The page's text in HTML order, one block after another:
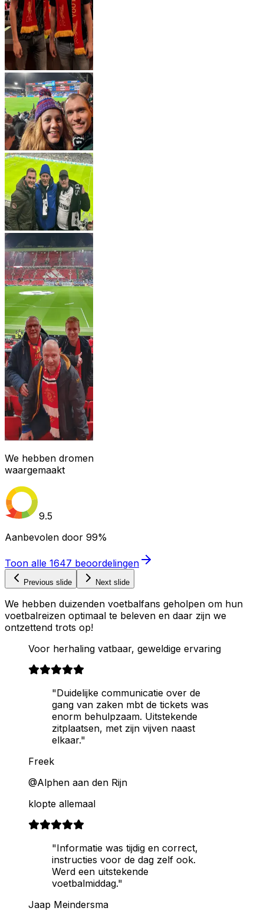
We hebben dromen
waargemaakt
9.5
Aanbevolen door 99%
Toon alle 1647 beoordelingen
Previous slide Next slide
We hebben duizenden voetbalfans geholpen om hun
voetbalreizen optimaal te beleven en daar zijn we
ontzettend trots op!
Voor herhaling vatbaar, geweldige ervaring
"Duidelijke communicatie over de
gang van zaken mbt de tickets was
enorm behulpzaam. Uitstekende
zitplaatsen, met zijn vijven naast
elkaar."
Freek
@Alphen aan den Rijn
klopte allemaal
"Informatie was tijdig en correct,
instructies voor de dag zelf ook.
Werd een uitstekende
voetbalmiddag."
Jaap Meindersma